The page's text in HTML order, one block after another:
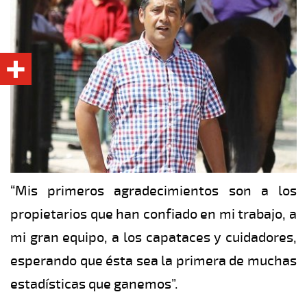
“Mis primeros agradecimientos son a los
propietarios que han confiado en mi trabajo, a
mi gran equipo, a los capataces y cuidadores,
esperando que ésta sea la primera de muchas
estadísticas que ganemos”.